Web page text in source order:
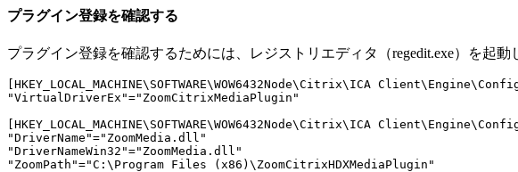
プラグイン登録を確認する
プラグイン登録を確認するためには、レジストリエディタ（regedit.exe）を起
[HKEY_LOCAL_MACHINE\SOFTWARE\WOW6432Node\Citrix\ICA
"VirtualDriverEx"="ZoomCitrixMediaPlugin"
[HKEY_LOCAL_MACHINE\SOFTWARE\WOW6432Node\Citrix\ICA
"DriverName"="ZoomMedia.dll"
"DriverNameWin32"="ZoomMedia.dll"
"ZoomPath"="C:\Program Files (x86)\ZoomCitrixHDXMediaPlugin"